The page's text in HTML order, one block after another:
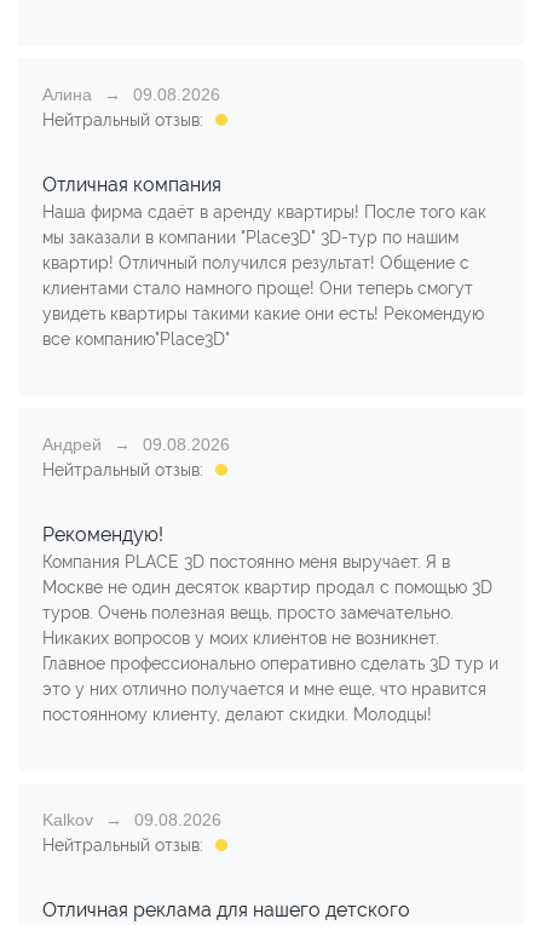
Алина
09.08.2026
Нейтральный отзыв:
Отличная компания
Наша фирма сдаёт в аренду квартиры! После того как
мы заказали в компании "Place3D" 3D-тур по нашим
квартир! Отличный получился результат! Общение с
клиентами стало намного проще! Они теперь смогут
увидеть квартиры такими какие они есть! Рекомендую
все компанию"Place3D"
Андрей
09.08.2026
Нейтральный отзыв:
Рекомендую!
Компания PLACE 3D постоянно меня выручает. Я в
Москве не один десяток квартир продал с помощью 3D
туров. Очень полезная вещь, просто замечательно.
Никаких вопросов у моих клиентов не возникнет.
Главное профессионально оперативно сделать 3D тур и
это у них отлично получается и мне еще, что нравится
постоянному клиенту, делают скидки. Молодцы!
Kalkov
09.08.2026
Нейтральный отзыв:
Отличная реклама для нашего детского